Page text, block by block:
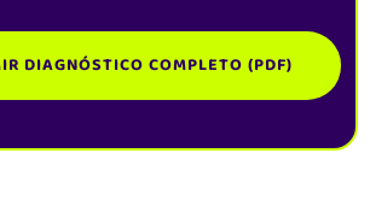
DIAGNÓSTICO COMPLETO (PDF)